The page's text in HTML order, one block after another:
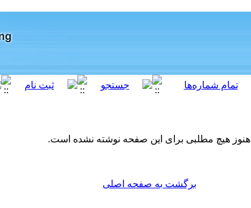
هنوز هیچ مطلبی برای این صفحه نوشته نشده است.
برگشت به صفحه اصلی